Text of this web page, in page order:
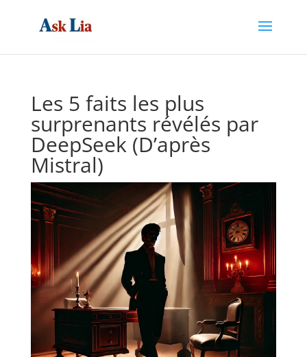
Les 5 faits les plus
surprenants révélés par
DeepSeek (D’après
Mistral)